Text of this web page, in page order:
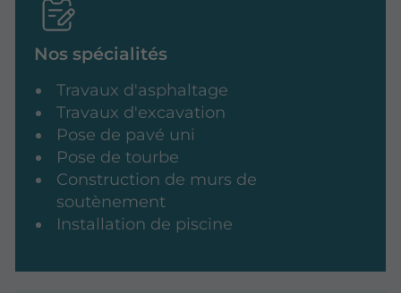
Nos spécialités
Travaux d'asphaltage
Travaux d'excavation
Pose de pavé uni
Pose de tourbe
Construction de murs de
soutènement
Installation de piscine